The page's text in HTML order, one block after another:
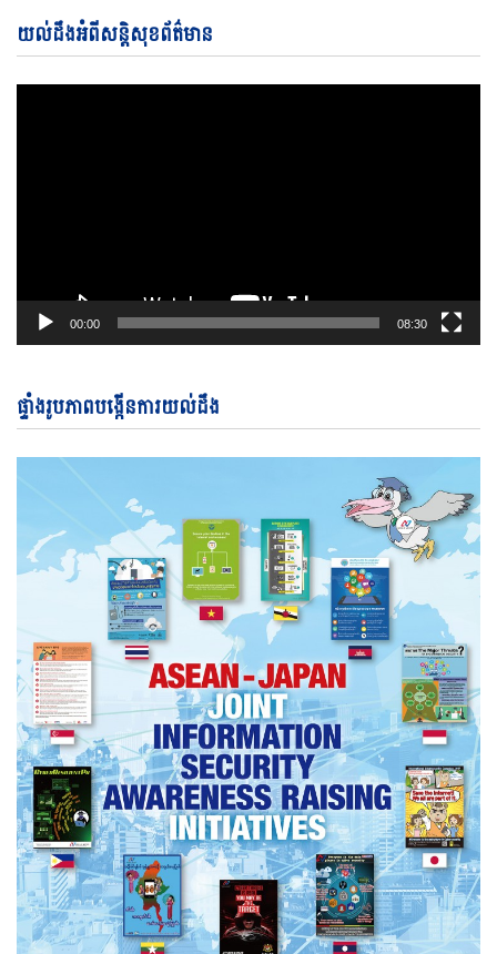
យល់ដឹងអំពីសន្តិសុខព័ត៌មាន
00:00 08:30
ផ្ទាំងរូបភាពបង្កើនការយល់ដឹង